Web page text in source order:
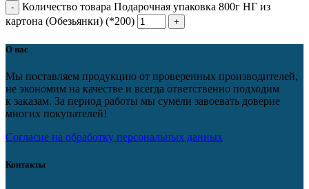
Количество товара Подарочная упаковка 800г НГ из
картона (Обезьянки) (*200)
О нас
Мы поставляем продукцию от проверенных производителей,
не экономим на качестве и всегда ответственно подходим
к заказам. За период работы мы сумели завоевать доверие
многих покупателей!
Согласие на обработку персональных данных
Контакты